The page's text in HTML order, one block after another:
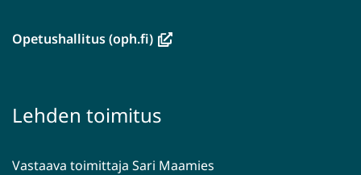
Opetushallitus (oph.fi)(avautuu
toiseen
Lehden toimitus
Vastaava toimittaja Sari Maamies